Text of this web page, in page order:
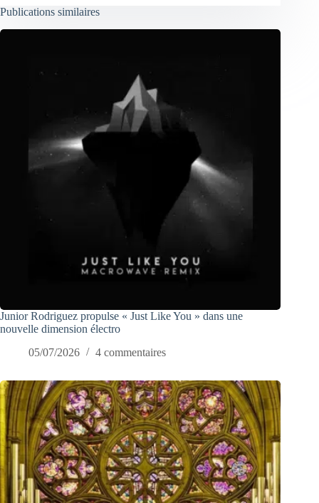
Publications similaires
Junior Rodriguez propulse « Just Like You » dans une
nouvelle dimension électro
05/07/2026
4 commentaires